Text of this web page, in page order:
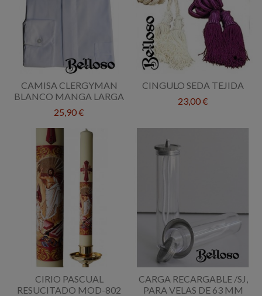
CAMISA CLERGYMAN
BLANCO MANGA LARGA
25,90 €
CINGULO SEDA TEJIDA
23,00 €
CIRIO PASCUAL
RESUCITADO MOD-802
CARGA RECARGABLE /SJ,
PARA VELAS DE 63 MM